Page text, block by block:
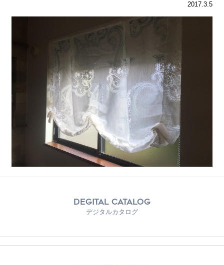
2017.3.5
DEGITAL CATALOG
デジタルカタログ